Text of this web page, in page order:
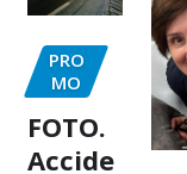
PRO
MO
FOTO.
Accide